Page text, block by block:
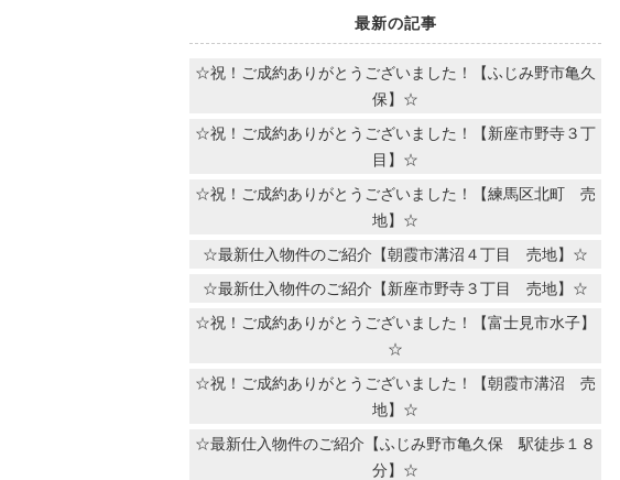
最新の記事
☆祝！ご成約ありがとうございました！【ふじみ野市亀久
保】☆
☆祝！ご成約ありがとうございました！【新座市野寺３丁
目】☆
☆祝！ご成約ありがとうございました！【練馬区北町 売
地】☆
☆最新仕入物件のご紹介【朝霞市溝沼４丁目 売地】☆
☆最新仕入物件のご紹介【新座市野寺３丁目 売地】☆
☆祝！ご成約ありがとうございました！【富士見市水子】
☆
☆祝！ご成約ありがとうございました！【朝霞市溝沼 売
地】☆
☆最新仕入物件のご紹介【ふじみ野市亀久保 駅徒歩１８
分】☆